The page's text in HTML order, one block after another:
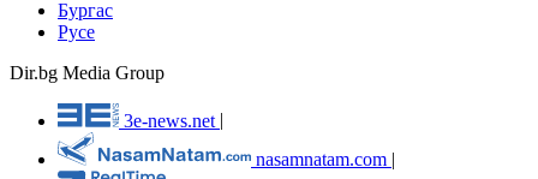
Бургас
Русе
Dir.bg Media Group
3e-news.net
nasamnatam.com |